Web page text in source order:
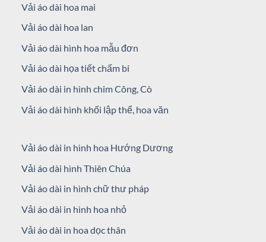
Vải áo dài hoa mai
Vải áo dài hoa lan
Vải áo dài hình hoa mẫu đơn
Vải áo dài họa tiết chấm bi
Vải áo dài in hình chim Công, Cò
Vải áo dài hình khối lập thể, hoa văn
Vải áo dài in hình hoa Hướng Dương
Vải áo dài hình Thiên Chúa
Vải áo dài in hình chữ thư pháp
Vải áo dài in hình hoa nhỏ
Vải áo dài in hoa dọc thân